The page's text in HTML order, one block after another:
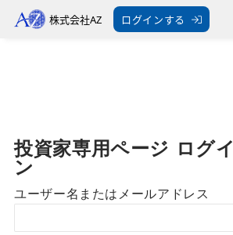
株式会社AZ ログインする
投資家専用ページ ログイ
ン
ユーザー名またはメールアドレス